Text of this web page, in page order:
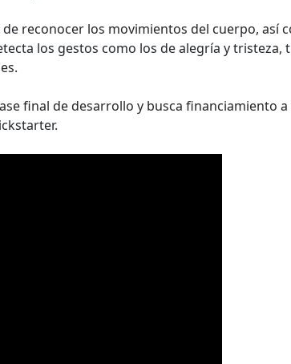
reconocer los movimientos del cuerpo, así
los gestos como los de alegría y tristeza,
final de desarrollo y busca financiamiento